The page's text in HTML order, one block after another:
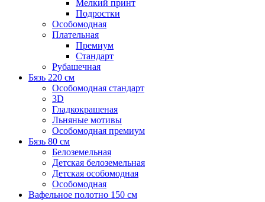
Мелкий принт
Подростки
Особомодная
Плательная
Премиум
Стандарт
Рубашечная
Бязь 220 см
Особомодная стандарт
3D
Гладкокрашеная
Льняные мотивы
Особомодная премиум
Бязь 80 см
Белоземельная
Детская белоземельная
Детская особомодная
Особомодная
Вафельное полотно 150 см